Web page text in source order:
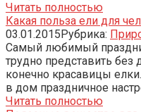
Читать полностью
Какая польза ели для
03.01.2015Рубрика:
Самый любимый
трудно представить
конечно красавицы
в дом праздничное
Читать полностью